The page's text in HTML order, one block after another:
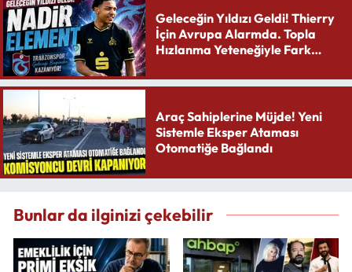
Geleceğin Yıldızı Geldi! Thierry
İçin Avrupa Alarmda. Topla
Hızlanma Yeteneğiyle Fark
Araç Sahiplerine Müjde! Yeni
Sistemle Eksper Ataması
Otomatiğe Bağlandı
Bunlar da ilginizi çekebilir